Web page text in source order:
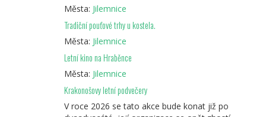
Města: Jilemnice
Tradiční pouťové trhy u kostela.
Města: Jilemnice
Letní kino na Hraběnce
Města: Jilemnice
Krakonošovy letní podvečery
V roce 2026 se tato akce bude konat již po